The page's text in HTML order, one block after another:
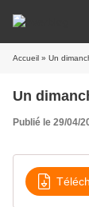
Accueil » Un
Un
Publié le 29/04/